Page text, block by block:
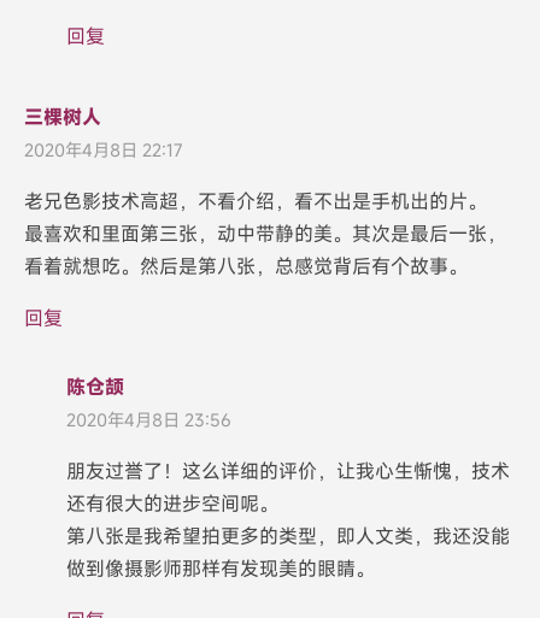
回复
三棵树人
2020年4月8日 22:17
老兄色影技术高超，不看介绍，看不出是手机出的片。
最喜欢和里面第三张，动中带静的美。其次是最后一张，
看着就想吃。然后是第八张，总感觉背后有个故事。
回复
陈仓颉
2020年4月8日 23:56
朋友过誉了！这么详细的评价，让我心生惭愧，技术
还有很大的进步空间呢。
第八张是我希望拍更多的类型，即人文类，我还没能
做到像摄影师那样有发现美的眼睛。